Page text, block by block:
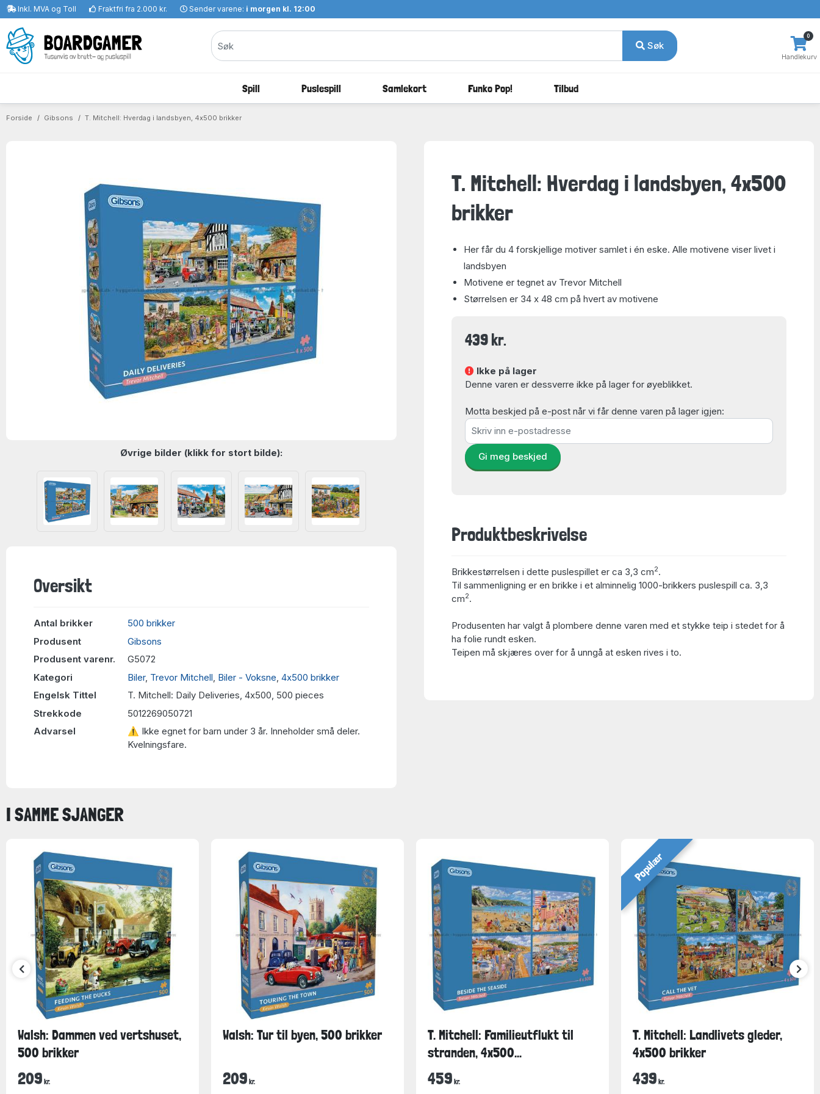
Inkl. MVA og Toll Fraktfri fra 2.000 kr. Sender varene: i morgen kl. 12:00
Søk
Handlekurv
0
Spill Puslespill Samlekort Funko Pop! Tilbud
Forside Gibsons T. Mitchell: Hverdag i landsbyen, 4x500 brikker
Øvrige bilder (klikk for stort bilde):
Oversikt
Antal brikker
500 brikker
Produsent
Gibsons
Produsent varenr.
G5072
Kategori
Biler, Trevor Mitchell Biler - Voksne 4x500 brikker
Engelsk Tittel
T. Mitchell: Daily Deliveries, 4x500, 500 pieces
Strekkode
5012269050721
Advarsel
⚠ Ikke egnet for barn under 3 år. Inneholder små deler.
Kvelningsfare.
T. Mitchell: Hverdag i landsbyen, 4x500
brikker
Her får du 4 forskjellige motiver samlet i én eske. Alle motivene viser livet i
landsbyen
Motivene er tegnet av Trevor Mitchell
Størrelsen er 34 x 48 cm på hvert av motivene
439 kr.
Ikke på lager
Denne varen er dessverre ikke på lager for øyeblikket.
Motta beskjed på e-post når vi får denne varen på lager igjen:
Gi meg beskjed
Produktbeskrivelse
Brikkestørrelsen i dette puslespillet er ca 3,3 cm2.
Til sammenligning er en brikke i et alminnelig 1000-brikkers puslespill ca. 3,3
cm2.
Produsenten har valgt å plombere denne varen med et stykke teip i stedet for å
ha folie rundt esken.
Teipen må skjæres over for å unngå at esken rives i to.
I SAMME SJANGER
Walsh: Dammen ved vertshuset,
500 brikker
209 kr.
Walsh: Tur til byen, 500 brikker
209 kr.
T. Mitchell: Familieutflukt til
stranden, 4x500...
459 kr.
Populær
T. Mitchell: Landlivets gleder,
4x500 brikker
439 kr.